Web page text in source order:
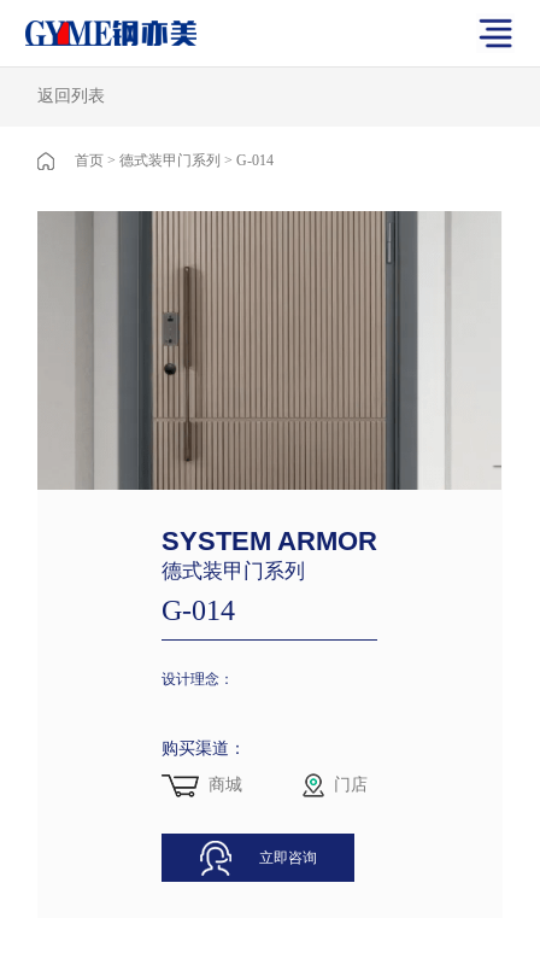
首页 > 德式装甲门系列 > G-014
返回列表
SYSTEM ARMOR
德式装甲门系列
G-014
设计理念：
购买渠道：
商城
门店
立即咨询